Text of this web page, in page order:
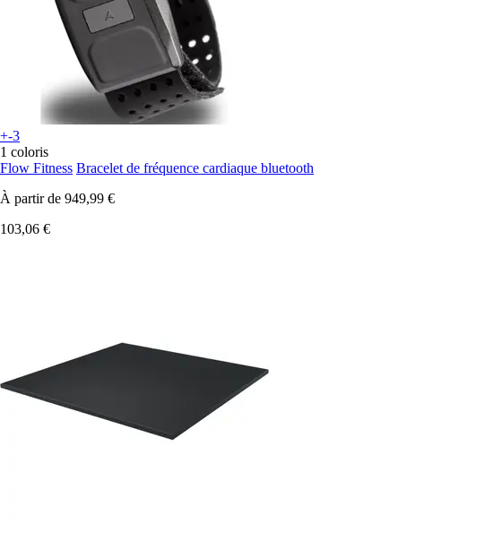
+-3
1 coloris
Flow Fitness Bracelet de fréquence cardiaque bluetooth
À partir de 949,99 €
103,06 €